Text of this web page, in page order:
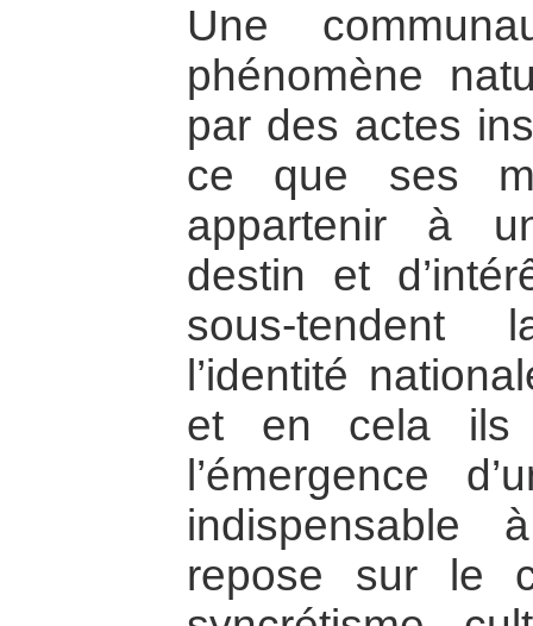
Une
phénomène
par des actes
ce que ses
appartenir à
destin et
sous-tendent
l’identité
et en cela ils
l’émergence
indispensable
repose sur le